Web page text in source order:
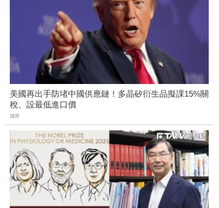
美國再出手防堵中國供應鏈！多晶矽衍生品擬課15%關
稅、設最低進口價
國際